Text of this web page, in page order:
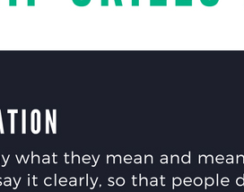
και
Τη στιγμή που
ακόμα σε